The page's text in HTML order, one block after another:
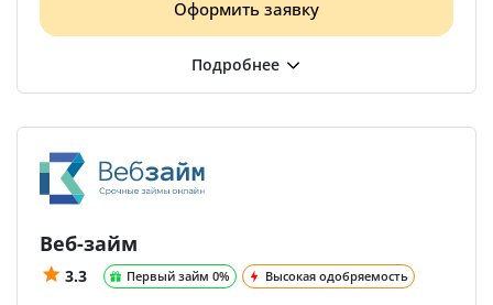
Оформить заявку
Веб-займ
3.3 Первый займ 0% Высокая одобряемость